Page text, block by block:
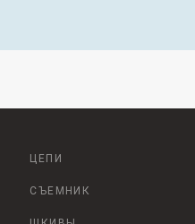
ЦЕПИ
СЪЕМНИК